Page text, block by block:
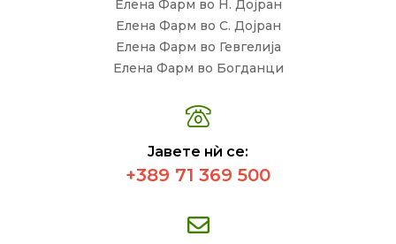
Елена Фарм во Н. Дојран
Елена Фарм во С. Дојран
Елена Фарм во Гевгелија
Елена Фарм во Богданци
Јавете нѝ се:
+389 71 369 500